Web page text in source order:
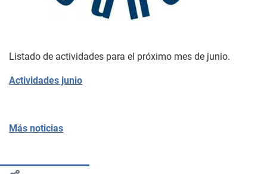
Listado de actividades para el próximo mes de junio.
Actividades junio
Más noticias